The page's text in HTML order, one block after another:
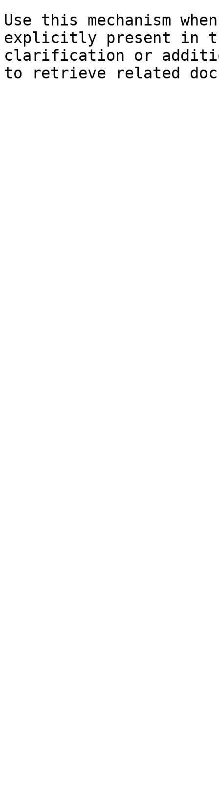
Use this mechanism
explicitly present in
clarification or